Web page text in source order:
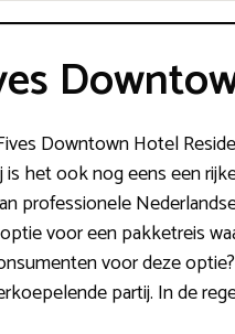
Downtown Hotel
is het ook nog eens een
professionele
voor een pakketreis
voor deze
partij. In de